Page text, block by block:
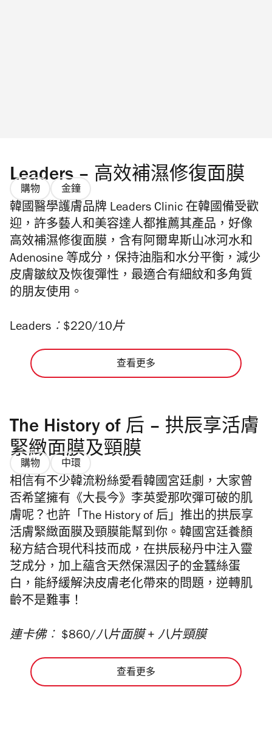
Leaders – 高效補濕修復面膜
購物 金鐘
韓國醫學護膚品牌 Leaders Clinic 在韓國備受歡
迎，許多藝人和美容達人都推薦其產品，好像
高效補濕修復面膜，含有阿爾卑斯山冰河水和
Adenosine 等成分，保持油脂和水分平衡，減少
皮膚皺紋及恢復彈性，最適合有細紋和多角質
的朋友使用。
Leaders︰$220/10片
查看更多
The History of 后 – 拱辰享活膚
緊緻面膜及頸膜
購物 中環
相信有不少韓流粉絲愛看韓國宮廷劇，大家曾
否希望擁有
《大長今》 李英愛那吹彈可破的肌
膚呢？也許 「 The History of 后」 推出的拱辰享
活膚緊緻面膜及頸膜能幫到你。韓國宮廷養顏
秘方結合現代科技而成，在拱辰秘丹中注入靈
芝成分，加上蘊含天然保濕因子的金蠶絲蛋
白，能紓緩解決皮膚老化帶來的問題，逆轉肌
齡不是難事！
連卡佛︰ $860/八片面膜 + 八片頸膜
查看更多